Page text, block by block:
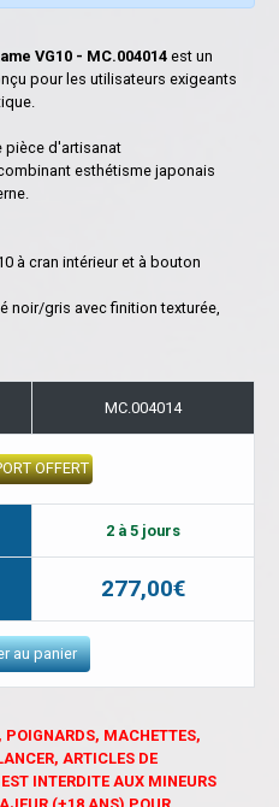
VG10 - MC.004014 est un
pour les utilisateurs exigeants
pièce d'artisanat
esthétisme japonais
à cran intérieur et à bouton
noir/gris avec finition texturée,
MC.004014
OFFERT
2 à 5 jours
277,00€
au panier
POIGNARDS, MACHETTES,
ARTICLES DE
INTERDITE AUX MINEURS